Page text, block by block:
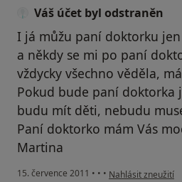
Váš účet byl odstraněn
I já můžu paní doktorku
a někdy se mi po paní
vždycky všechno věděla,
Pokud bude paní doktorka
budu mít děti, nebudu
Paní doktorko mám Vás
Martina
15. července 2011 • • • podle názoru
Nahlásit zneužití